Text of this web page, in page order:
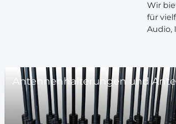
Wir
für
Audio,
Antennenhalterungen und